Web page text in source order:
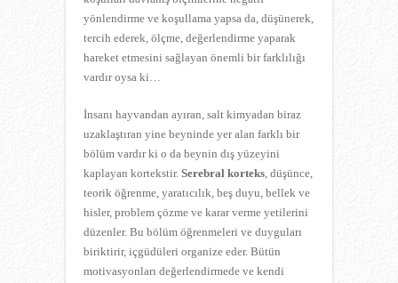
yönlendirme ve koşullama yapsa da, düşünerek,
tercih ederek, ölçme, değerlendirme yaparak
hareket etmesini sağlayan önemli bir farklılığı
vardır oysa ki…
İnsanı hayvandan ayıran, salt kimyadan biraz
uzaklaştıran yine beyninde yer alan farklı bir
bölüm vardır ki o da beynin dış yüzeyini
kaplayan kortekstir. Serebral korteks, düşünce,
teorik öğrenme, yaratıcılık, beş duyu, bellek ve
hisler, problem çözme ve karar verme yetilerini
düzenler. Bu bölüm öğrenmeleri ve duyguları
biriktirir, içgüdüleri organize eder. Bütün
motivasyonları değerlendirmede ve kendi